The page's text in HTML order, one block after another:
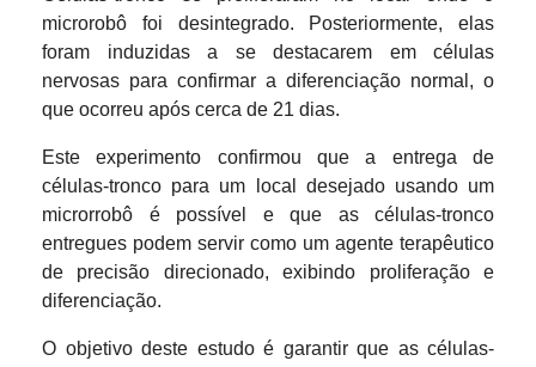
microrobô foi desintegrado. Posteriormente, elas
foram induzidas a se destacarem em células
nervosas para confirmar a diferenciação normal, o
que ocorreu após cerca de 21 dias.
Este experimento confirmou que a entrega de
células-tronco para um local desejado usando um
microrrobô é possível e que as células-tronco
entregues podem servir como um agente terapêutico
de precisão direcionado, exibindo proliferação e
diferenciação.
O objetivo deste estudo é garantir que as células-